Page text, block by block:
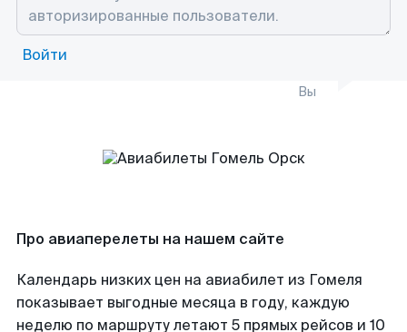
Войти
Вы
Про авиаперелеты на нашем сайте
Календарь низких цен на авиабилет из Гомеля
показывает выгодные месяца в году, каждую
неделю по маршруту летают 5 прямых рейсов и 10